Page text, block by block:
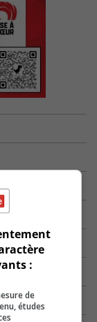
:
de
études